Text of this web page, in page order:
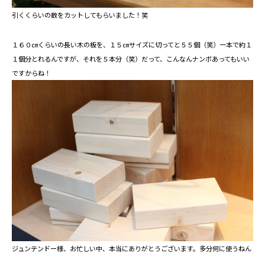
引くくらいの数をカットしてもらいました！笑
１６０㎝くらいの長い木の板を、１５㎝サイズに切ってと５５個（笑）一本で約１
１個分とれるんですが、それを５本分（笑）だって、こんなんナンボあってもいい
ですからね！
ジュンテンドー様、お忙しい中、本当にありがとうございます。多分何に使うねん